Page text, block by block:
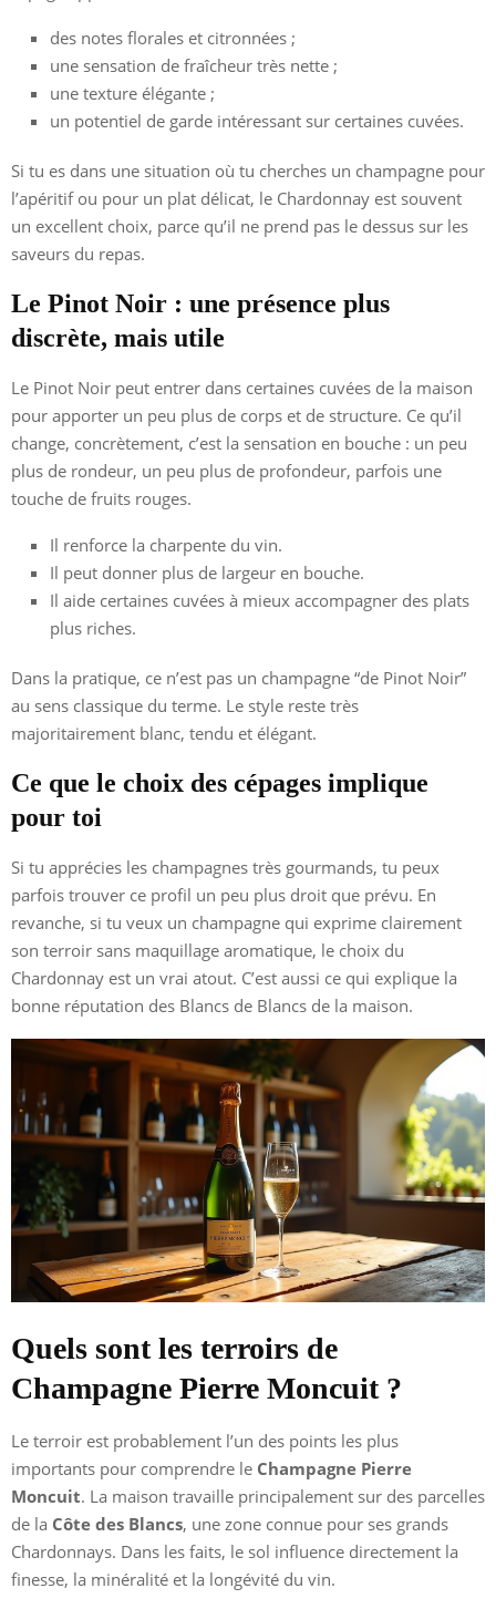
des notes florales et citronnées ;
une sensation de fraîcheur très nette ;
une texture élégante ;
un potentiel de garde intéressant sur certaines cuvées.
Si tu es dans une situation où tu cherches un champagne pour
l’apéritif ou pour un plat délicat, le Chardonnay est souvent
un excellent choix, parce qu’il ne prend pas le dessus sur les
saveurs du repas.
Le Pinot Noir : une présence plus
discrète, mais utile
Le Pinot Noir peut entrer dans certaines cuvées de la maison
pour apporter un peu plus de corps et de structure. Ce qu’il
change, concrètement, c’est la sensation en bouche : un peu
plus de rondeur, un peu plus de profondeur, parfois une
touche de fruits rouges.
Il renforce la charpente du vin.
Il peut donner plus de largeur en bouche.
Il aide certaines cuvées à mieux accompagner des plats
plus riches.
Dans la pratique, ce n’est pas un champagne “de Pinot Noir”
au sens classique du terme. Le style reste très
majoritairement blanc, tendu et élégant.
Ce que le choix des cépages implique
pour toi
Si tu apprécies les champagnes très gourmands, tu peux
parfois trouver ce profil un peu plus droit que prévu. En
revanche, si tu veux un champagne qui exprime clairement
son terroir sans maquillage aromatique, le choix du
Chardonnay est un vrai atout. C’est aussi ce qui explique la
bonne réputation des Blancs de Blancs de la maison.
Quels sont les terroirs de
Champagne Pierre Moncuit ?
Le terroir est probablement l’un des points les plus
importants pour comprendre le Champagne Pierre
Moncuit. La maison travaille principalement sur des parcelles
de la Côte des Blancs, une zone connue pour ses grands
Chardonnays. Dans les faits, le sol influence directement la
finesse, la minéralité et la longévité du vin.